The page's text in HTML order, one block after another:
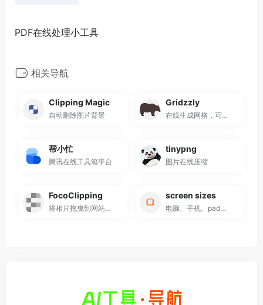
PDF在线处理小工具
相关导航
Clipping Magic
自动删除图片背景
Gridzzly
在线生成网格，可以打印出来
帮小忙
腾讯在线工具箱平台
tinypng
图片在线压缩
FocoClipping
将相片拖曳到网站上传后就能自动移除背景，这项功能 100%自动化，只要三秒钟就能抠图完成，如果遇到较为复杂的情况也有手动编辑模式可以切换，使用者就能在图片标记出保留、移除的部分，协助机器判断出正确位置。
screen sizes
电脑、手机、pad等设备分辨率查看